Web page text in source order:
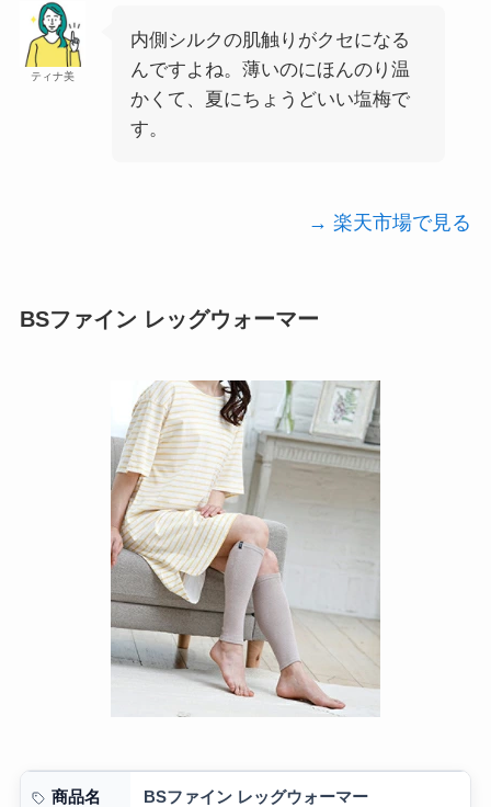
ティナ美
内側シルクの肌触りがクセになる
んですよね。薄いのにほんのり温
かくて、夏にちょうどいい塩梅で
す。
→ 楽天市場で見る
BSファイン レッグウォーマー
商品名 BSファイン レッグウォーマー